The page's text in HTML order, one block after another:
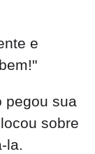
e
pegou sua
sobre
la.